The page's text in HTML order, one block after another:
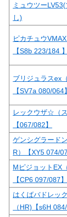
ミュウツー
し)
ピカチュウVMAX
【S8b 223/184 】
ブリジュラスex（
【SV7a 080/064】
レックウザ☆（ス
【067/082】
ゲンシグラード
R）【XY5 074/
MピジョットEX
【CP6 097/087】
はくばバドレッ
（HR)【s6H 084/